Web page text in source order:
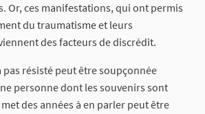
Or, ces manifestations, qui ont permis
du traumatisme et leurs
des facteurs de discrédit.
pas résisté peut être soupçonnée
personne dont les souvenirs sont
des années à en parler peut être